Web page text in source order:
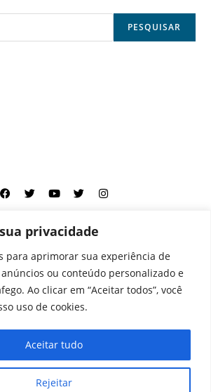
privacidade
para aprimorar sua experiência de
ou conteúdo personalizado e
Ao clicar em “Aceitar todos”, você
uso de cookies.
Rejeitar
Aceitar tudo
PESQUISAR
Aviso legal Configurações de cookies
Política de cookies Serviços